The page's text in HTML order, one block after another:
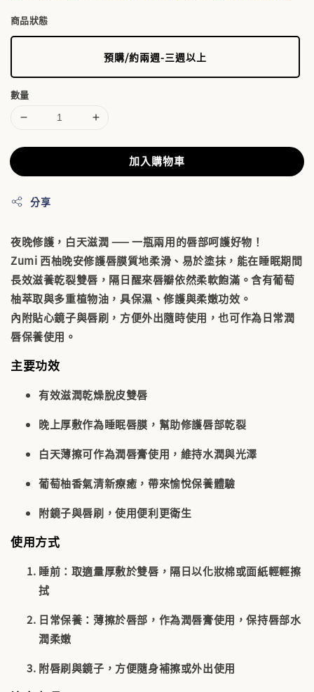
商品狀態
預購/約兩週-三週以上
數量
加入購物車
分享
夜晚修護，白天滋潤 —— 一瓶兩用的唇部呵護好物！
Zumi 西柚晚安修護唇膜質地柔滑、易於塗抹，能在睡眠期間
長效滋養乾裂雙唇，隔日醒來唇瓣依然柔軟飽滿。含有葡萄
柚萃取與多重植物油，具保濕、修護與柔嫩功效。
內附貼心鏡子與唇刷，方便外出隨時使用，也可作為日常潤
唇保養使用。
主要功效
有效滋潤乾燥脫皮雙唇
晚上厚敷作為睡眠唇膜，幫助修護唇部乾裂
白天薄擦可作為潤唇膏使用，維持水潤與光澤
葡萄柚香氣清新療癒，帶來愉悅保養體驗
附鏡子與唇刷，使用便利更衛生
使用方式
睡前：取適量厚敷於雙唇，隔日以化妝棉或面紙輕輕擦
拭
日常保養：薄擦於唇部，作為潤唇膏使用，保持唇部水
潤柔嫩
附唇刷與鏡子，方便隨身補擦或外出使用